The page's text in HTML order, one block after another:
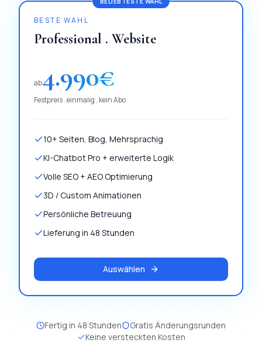
BESTE WAHL
Professional . Website
ab4.990€
Festpreis . einmalig . kein Abo
10+ Seiten, Blog, Mehrsprachig
KI-Chatbot Pro + erweiterte Logik
Volle SEO + AEO Optimierung
3D / Custom Animationen
Persönliche Betreuung
Lieferung in 48 Stunden
Auswählen
Fertig in 48 Stunden
Gratis Änderungsrunden
Keine versteckten Kosten